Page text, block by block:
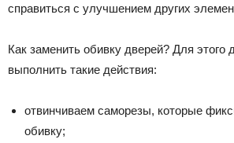
справиться с улучшением других
Как заменить обивку дверей? Для этого
выполнить такие действия:
отвинчиваем саморезы, которые
обивку;